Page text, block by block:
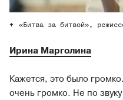
«Битва за битвой»,
Ирина Марголина
Кажется, это было
очень громко. Не по